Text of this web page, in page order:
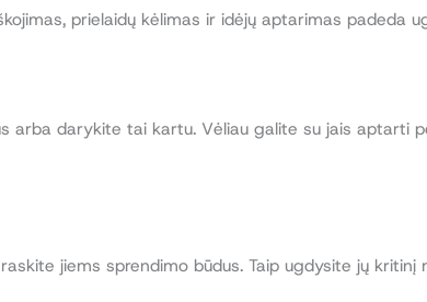
prielaidų kėlimas ir idėjų aptarimas padeda
darykite tai kartu. Vėliau galite su jais aptarti
jiems sprendimo būdus. Taip ugdysite jų